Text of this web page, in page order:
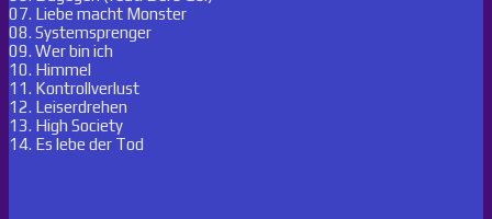
07. Liebe macht Monster
08. Systemsprenger
09. Wer bin ich
10. Himmel
11. Kontrollverlust
12. Leiserdrehen
13. High Society
14. Es lebe der Tod